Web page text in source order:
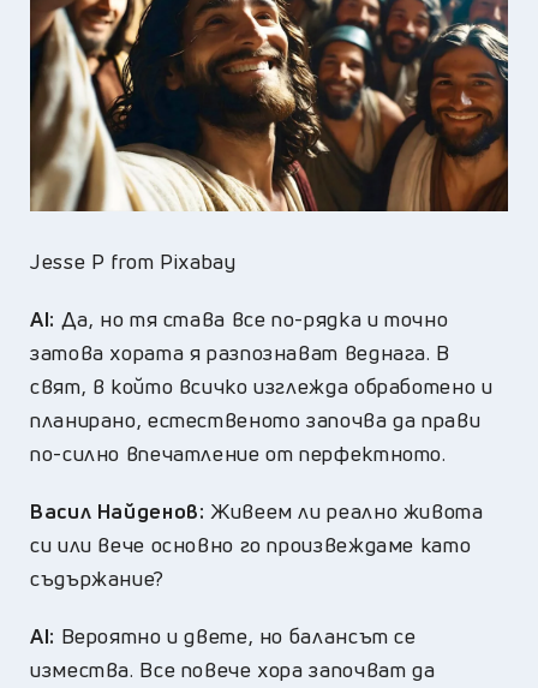
Jesse P from Pixabay
AI: Да, но тя става все по-рядка и точно
затова хората я разпознават веднага. В
свят, в който всичко изглежда обработено и
планирано, естественото започва да прави
по-силно впечатление от перфектното.
Васил Найденов: Живеем ли реално живота
си или вече основно го произвеждаме като
съдържание?
AI: Вероятно и двете, но балансът се
измества. Все повече хора започват да